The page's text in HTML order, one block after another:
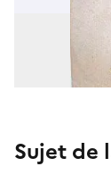
Sujet de